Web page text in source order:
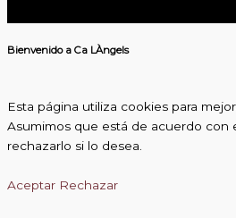
Bienvenido a Ca LÀngels
Esta página utiliza cookies para
Asumimos que está de acuerdo con
rechazarlo si lo desea.
Aceptar Rechazar